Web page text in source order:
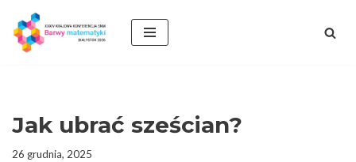
Przejdź
Jak ubrać sześcian?
26 grudnia, 2025